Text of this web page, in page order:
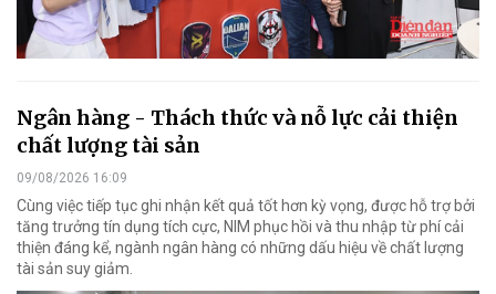
Ngân hàng - Thách thức và nỗ lực cải thiện
chất lượng tài sản
09/08/2026 16:09
Cùng việc tiếp tục ghi nhận kết quả tốt hơn kỳ vọng, được hỗ trợ bởi
tăng trưởng tín dụng tích cực, NIM phục hồi và thu nhập từ phí cải
thiện đáng kể, ngành ngân hàng có những dấu hiệu về chất lượng
tài sản suy giảm.